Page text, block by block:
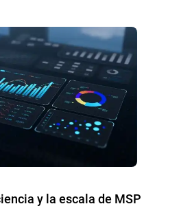
y la escala de MSP